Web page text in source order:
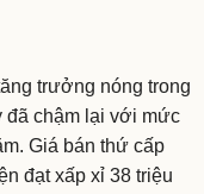
trưởng nóng trong
đã chậm lại với mức
Giá bán thứ cấp
đạt xấp xỉ 38 triệu